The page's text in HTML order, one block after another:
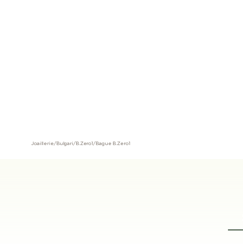
Joaillerie/Bulgari/B.Zero1/ Bague B.Zero1